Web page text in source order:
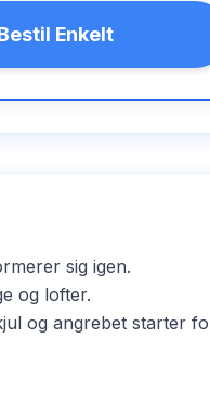
Enkelt
sig igen.
og lofter.
og angrebet starter